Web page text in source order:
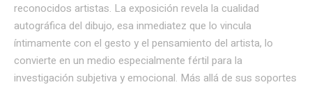
reconocidos artistas. La exposición revela la cualidad
autográfica del dibujo, esa inmediatez que lo vincula
íntimamente con el gesto y el pensamiento del artista, lo
convierte en un medio especialmente fértil para la
investigación subjetiva y emocional. Más allá de sus soportes